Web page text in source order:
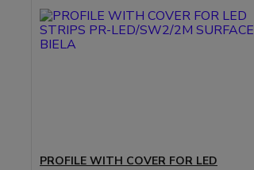
PROFILE WITH COVER FOR LED